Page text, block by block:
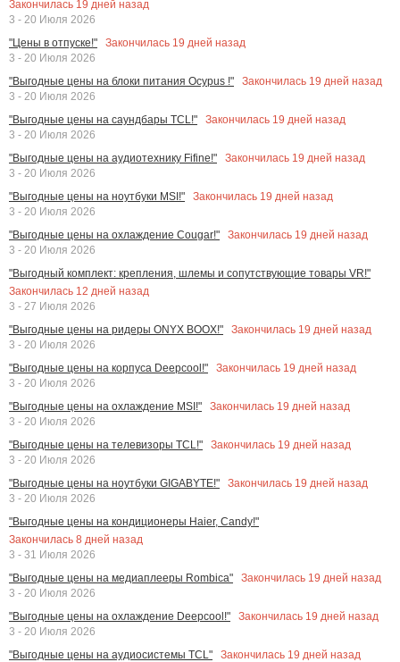
Закончилась 19 дней назад
3 - 20 Июля 2026
"Цены в отпуске!"
Закончилась 19 дней назад
3 - 20 Июля 2026
"Выгодные цены на блоки питания Ocypus !"
Закончилась 19 дней назад
3 - 20 Июля 2026
"Выгодные цены на саундбары TCL!"
Закончилась 19 дней назад
3 - 20 Июля 2026
"Выгодные цены на аудиотехнику Fifine!"
Закончилась 19 дней назад
3 - 20 Июля 2026
"Выгодные цены на ноутбуки MSI!"
Закончилась 19 дней назад
3 - 20 Июля 2026
"Выгодные цены на охлаждение Cougar!"
Закончилась 19 дней назад
3 - 20 Июля 2026
"Выгодный комплект: крепления, шлемы и сопутствующие товары VR!"
Закончилась 12 дней назад
3 - 27 Июля 2026
"Выгодные цены на ридеры ONYX BOOX!"
Закончилась 19 дней назад
3 - 20 Июля 2026
"Выгодные цены на корпуса Deepcool!"
Закончилась 19 дней назад
3 - 20 Июля 2026
"Выгодные цены на охлаждение MSI!"
Закончилась 19 дней назад
3 - 20 Июля 2026
"Выгодные цены на телевизоры TCL!"
Закончилась 19 дней назад
3 - 20 Июля 2026
"Выгодные цены на ноутбуки GIGABYTE!"
Закончилась 19 дней назад
3 - 20 Июля 2026
"Выгодные цены на кондиционеры Haier, Candy!"
Закончилась 8 дней назад
3 - 31 Июля 2026
"Выгодные цены на медиаплееры Rombica"
Закончилась 19 дней назад
3 - 20 Июля 2026
"Выгодные цены на охлаждение Deepcool!"
Закончилась 19 дней назад
3 - 20 Июля 2026
"Выгодные цены на аудиосистемы TCL"
Закончилась 19 дней назад